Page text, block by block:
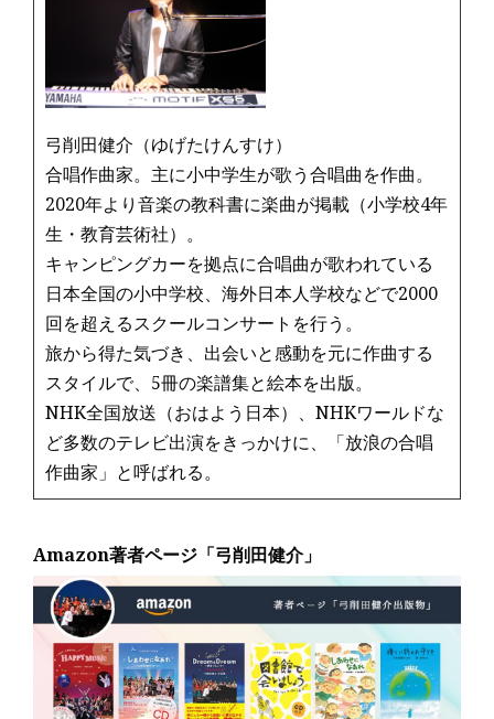
弓削田健介（ゆげたけんすけ）
合唱作曲家。主に小中学生が歌う合唱曲を作曲。
2020年より音楽の教科書に楽曲が掲載（小学校4年
生・教育芸術社）。
キャンピングカーを拠点に合唱曲が歌われている
日本全国の小中学校、海外日本人学校などで2000
回を超えるスクールコンサートを行う。
旅から得た気づき、出会いと感動を元に作曲する
スタイルで、5冊の楽譜集と絵本を出版。
NHK全国放送（おはよう日本）、NHKワールドな
ど多数のテレビ出演をきっかけに、「放浪の合唱
作曲家」と呼ばれる。
Amazon著者ページ「弓削田健介」